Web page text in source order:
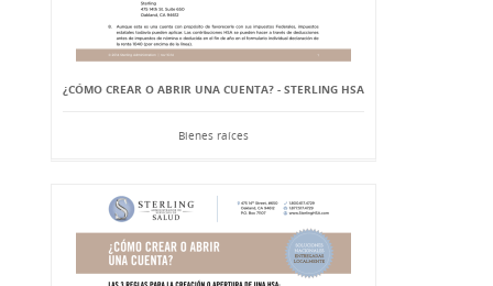
¿CÓMO CREAR O ABRIR UNA CUENTA? - STERLING HSA
Bienes raíces